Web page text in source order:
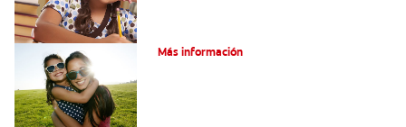
Más información